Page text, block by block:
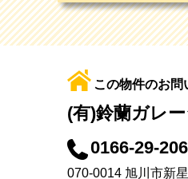
この物件のお問
(有)鈴蘭ガレ
0166-29-
070-0014 旭川市新